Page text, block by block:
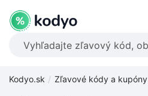
Kodyo.sk Zľavové kódy a kupóny